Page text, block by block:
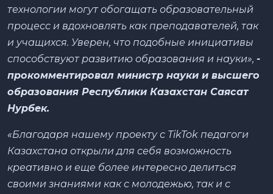
технологии могут обогащать образовательный
процесс и вдохновлять как преподавателей, так
и учащихся. Уверен, что подобные инициативы
способствуют развитию образования и науки», -
прокомментировал министр науки и высшего
образования Республики Казахстан Саясат
Нурбек.
«Благодаря нашему проекту с TikTok педагоги
Казахстана открыли для себя возможность
креативно и еще более интересно делиться
своими знаниями как с молодежью, так и с